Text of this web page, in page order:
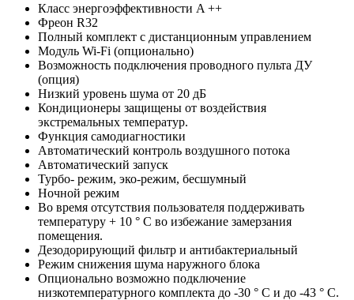
Класс энергоэффективности A ++
Фреон R32
Полный комплект с дистанционным управлением
Модуль Wi-Fi (опционально)
Возможность подключения проводного пульта ДУ
(опция)
Низкий уровень шума от 20 дБ
Кондиционеры защищены от воздействия
экстремальных температур.
Функция самодиагностики
Автоматический контроль воздушного потока
Автоматический запуск
Турбо- режим, эко-режим, бесшумный
Ночной режим
Во время отсутствия пользователя поддерживать
температуру + 10 ° C во избежание замерзания
помещения.
Дезодорирующий фильтр и антибактериальный
Режим снижения шума наружного блока
Опционально возможно подключение
низкотемпературного комплекта до -30 ° С и до -43 ° С.